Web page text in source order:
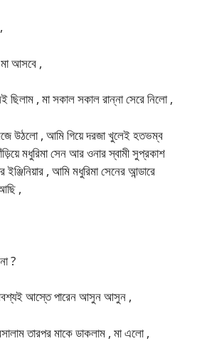
মা আসবে ,
ছিলাম , মা সকাল সকাল রান্না সেরে নিলো ,
উঠলো , আমি গিয়ে দরজা খুলেই হতভম্ব
মধুরিমা সেন আর ওনার স্বামী সুপ্রকাশ
, আমি মধুরিমা সেনের আন্ডারে
,
?
আস্তে পারেন আসুন আসুন ,
তারপর মাকে ডাকলাম , মা এলো ,